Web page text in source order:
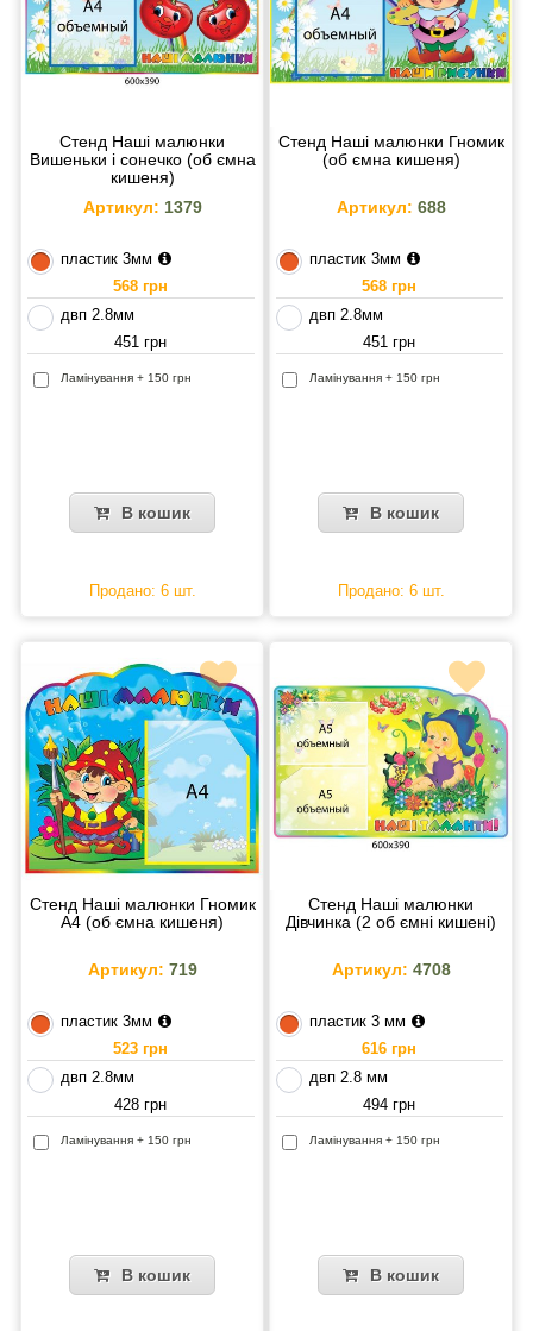
Стенд Наші малюнки
Вишеньки і сонечко (об ємна
кишеня)
Артикул: 1379
пластик 3мм
568 грн
двп 2.8мм
451 грн
Ламінування + 150 грн
В кошик
Продано: 6 шт.
Стенд Наші малюнки Гномик
(об ємна кишеня)
Артикул: 688
пластик 3мм
568 грн
двп 2.8мм
451 грн
Ламінування + 150 грн
В кошик
Продано: 6 шт.
Стенд Наші малюнки Гномик
А4 (об ємна кишеня)
Артикул: 719
пластик 3мм
523 грн
двп 2.8мм
428 грн
Ламінування + 150 грн
В кошик
Стенд Наші малюнки
Дівчинка (2 об ємні кишені)
Артикул: 4708
пластик 3 мм
616 грн
двп 2.8 мм
494 грн
Ламінування + 150 грн
В кошик